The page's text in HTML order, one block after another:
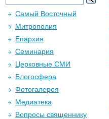
Самый Восточный
Митрополия
Епархия
Семинария
Церковные СМИ
Блогосфера
Фотогалерея
Медиатека
Вопросы священнику